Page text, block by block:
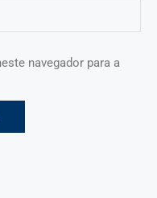
navegador para a